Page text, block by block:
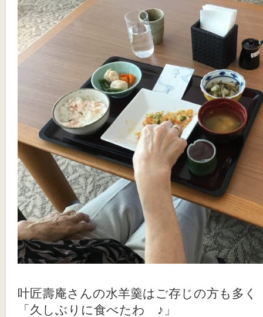
叶匠壽庵さんの水羊羹はご存じの方も多く
「久しぶりに食べたわ ♪」